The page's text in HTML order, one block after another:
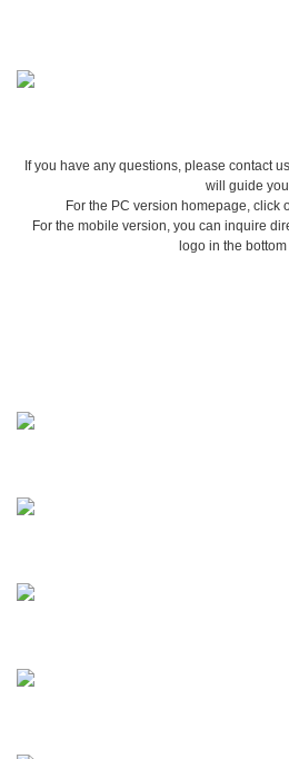
If you have any questions, please contact
will guide
For the PC version homepage, click
For the mobile version, you can inquire
logo in the